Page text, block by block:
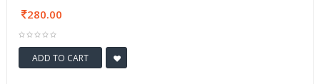
280.00
ADD TO CART